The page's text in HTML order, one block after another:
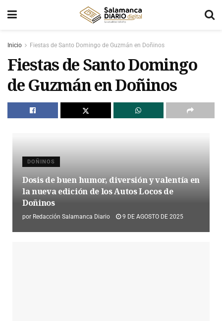
Inicio Fiestas de Santo Domingo de Guzmán en Doñinos
Fiestas de Santo Domingo
de Guzmán en Doñinos
DOÑINOS
Dosis de buen humor, diversión y valentía en
la nueva edición de los Autos Locos de
Doñinos
por Redacción Salamanca Diario 9 DE AGOSTO DE 2025